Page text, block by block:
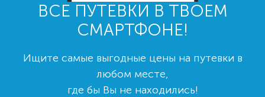
ВСЕ ПУТЕВКИ В ТВОЕМ
СМАРТФОНЕ!
Ищите самые выгодные цены на путевки в
любом месте,
где бы Вы не находились!